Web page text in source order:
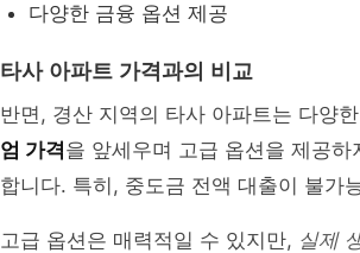
다양한 금융 옵션 제공
타사 아파트 가격과의 비교
반면, 경산 지역의 타사 아파트는 다양
엄 가격을 앞세우며 고급 옵션을 제공
합니다. 특히, 중도금 전액 대출이 불가
고급 옵션은 매력적일 수 있지만, 실제